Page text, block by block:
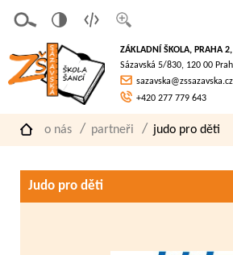
písmo
á
verze
pro
slaboz
raké
ZÁKLADNÍ ŠKOLA, PRAHA
Sázavská 5/830, 120 00
sazavska@zssazavska.cz
+420 277 779 643
o nás partneři judo pro děti
Judo pro děti